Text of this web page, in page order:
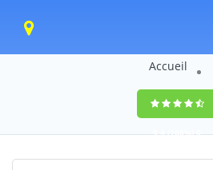
Accueil
9,4(100%)0
votes